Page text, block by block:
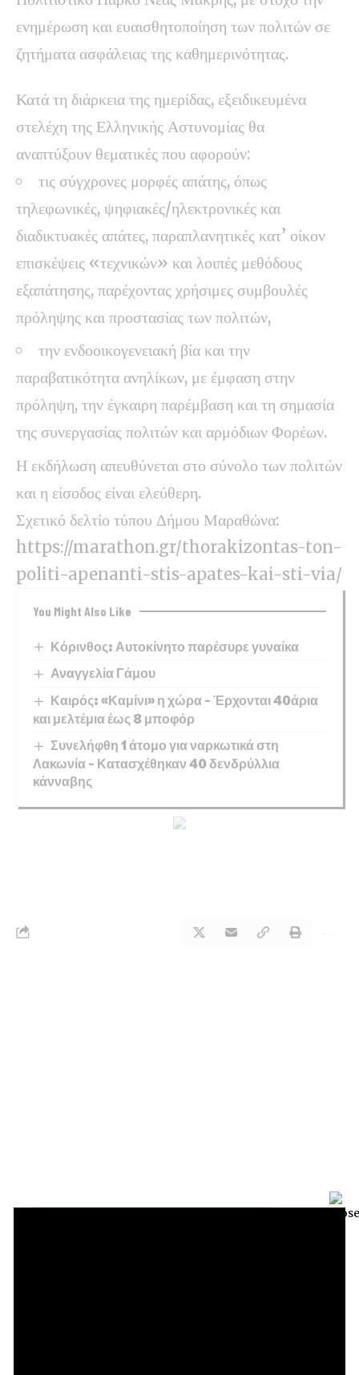
ενημέρωση και ευαισθητοποίηση των πολιτών σε
ζητήματα ασφάλειας της καθημερινότητας.
Κατά τη διάρκεια της ημερίδας, εξειδικευμένα
στελέχη της Ελληνικής Αστυνομίας θα
αναπτύξουν θεματικές που αφορούν:
τις σύγχρονες μορφές απάτης, όπως
τηλεφωνικές, ψηφιακές/ηλεκτρονικές και
διαδικτυακές απάτες, παραπλανητικές κατ’ οίκον
επισκέψεις «τεχνικών» και λοιπές μεθόδους
εξαπάτησης, παρέχοντας χρήσιμες συμβουλές
πρόληψης και προστασίας των πολιτών,
την ενδοοικογενειακή βία και την
παραβατικότητα ανηλίκων, με έμφαση στην
πρόληψη, την έγκαιρη παρέμβαση και τη σημασία
της συνεργασίας πολιτών και αρμόδιων Φορέων.
Η εκδήλωση απευθύνεται στο σύνολο των πολιτών
και η είσοδος είναι ελεύθερη.
Σχετικό δελτίο τύπου Δήμου Μαραθώνα:
https://marathon.gr/thorakizontas-ton-
politi-apenanti-stis-apates-kai-sti-via/
You Might Also Like
Κόρινθος: Αυτοκίνητο παρέσυρε γυναίκα
Αναγγελία Γάμου
Καιρός: «Καμίνι» η χώρα – Έρχονται 40άρια
και μελτέμια έως 8 μποφόρ
Συνελήφθη 1 άτομο για ναρκωτικά στη
Λακωνία – Κατασχέθηκαν 40 δενδρύλλια
κάνναβης